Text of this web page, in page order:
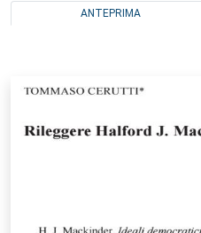
ANTEPRIMA